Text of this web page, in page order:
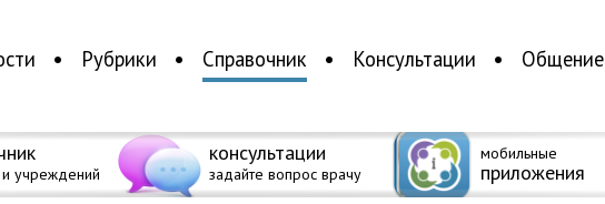
Рубрики Справочник Консультации Общение
и учреждений
консультации
задайте вопрос врачу
мобильные
приложения